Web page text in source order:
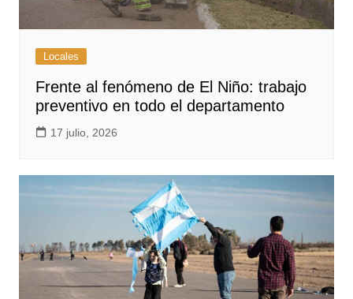
Locales
Frente al fenómeno de El Niño: trabajo
preventivo en todo el departamento
17 julio, 2026